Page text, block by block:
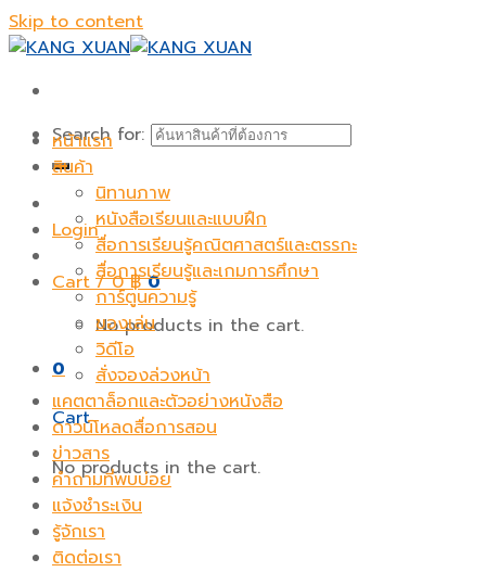
Skip to content
Search for:
Login
Cart /0฿ 0
No products in the cart.
0
Cart
No products in the cart.
หน้าแรก
สินค้า
นิทานภาพ
หนังสือเรียนและแบบฝึก
สื่อการเรียนรู้คณิตศาสตร์และตรรกะ
สื่อการเรียนรู้และเกมการศึกษา
การ์ตูนความรู้
ของเล่น
วิดีโอ
สั่งจองล่วงหน้า
แคตตาล็อกและตัวอย่างหนังสือ
ดาวน์โหลดสื่อการสอน
ข่าวสาร
คำถามที่พบบ่อย
แจ้งชำระเงิน
รู้จักเรา
ติดต่อเรา